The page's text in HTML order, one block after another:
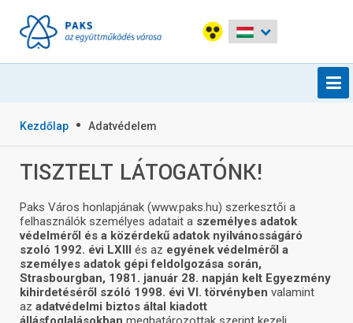
Kezdőlap Adatvédelem
TISZTELT LÁTOGATÓNK!
Paks Város honlapjának (www.paks.hu) szerkesztői a
felhasználók személyes adatait a személyes adatok
védelméről és a közérdekű adatok nyilvánosságáró
szoló 1992. évi LXIII és az egyének védelméről a
személyes adatok gépi feldolgozása során,
Strasbourgban, 1981. január 28. napján kelt Egyezmény
kihirdetéséről szóló 1998. évi VI. törvényben valamint
az adatvédelmi biztos által kiadott